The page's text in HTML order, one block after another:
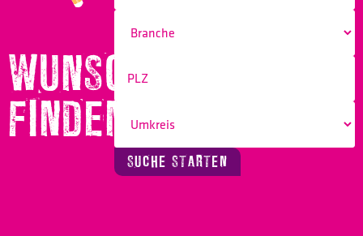
WUNSCHBERUF
FINDEN!
SUCHE STARTEN